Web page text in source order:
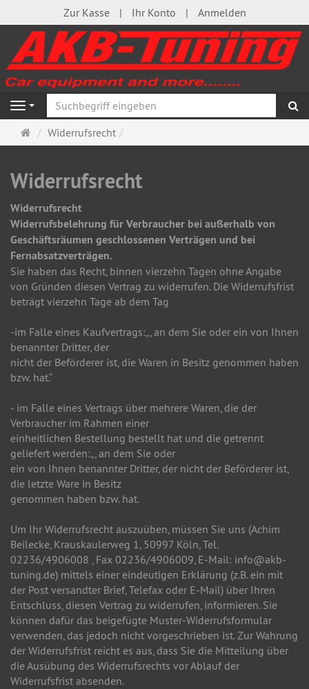
Zur Kasse Ihr Konto Anmelden
Navigation
Startseite
Widerrufsrecht
Widerrufsrecht
Widerrufsrecht
Widerrufsbelehrung für Verbraucher bei außerhalb von
Geschäftsräumen geschlossenen Verträgen und bei
Fernabsatzverträgen.
Sie haben das Recht, binnen vierzehn Tagen ohne Angabe
von Gründen diesen Vertrag zu widerrufen. Die Widerrufsfrist
beträgt vierzehn Tage ab dem Tag
-im Falle eines Kaufvertrags:„, an dem Sie oder ein von Ihnen
benannter Dritter, der
nicht der Beförderer ist, die Waren in Besitz genommen haben
bzw. hat.“
- im Falle eines Vertrags über mehrere Waren, die der
Verbraucher im Rahmen einer
einheitlichen Bestellung bestellt hat und die getrennt
geliefert werden:„, an dem Sie oder
ein von Ihnen benannter Dritter, der nicht der Beförderer ist,
die letzte Ware in Besitz
genommen haben bzw. hat.
Um Ihr Widerrufsrecht auszuüben, müssen Sie uns (Achim
Beilecke, Krauskaulerweg 1, 50997 Köln, Tel.
02236/4906008 , Fax 02236/4906009, E-Mail: info@akb-
tuning.de) mittels einer eindeutigen Erklärung (z.B. ein mit
der Post versandter Brief, Telefax oder E-Mail) über Ihren
Entschluss, diesen Vertrag zu widerrufen, informieren. Sie
können dafür das beigefügte Muster-Widerrufsformular
verwenden, das jedoch nicht vorgeschrieben ist. Zur Wahrung
der Widerrufsfrist reicht es aus, dass Sie die Mitteilung über
die Ausübung des Widerrufsrechts vor Ablauf der
Widerrufsfrist absenden.